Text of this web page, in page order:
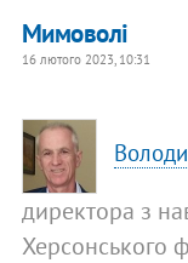
Мимоволі
16 лютого 2023, 10:31
директора з
Херсонського